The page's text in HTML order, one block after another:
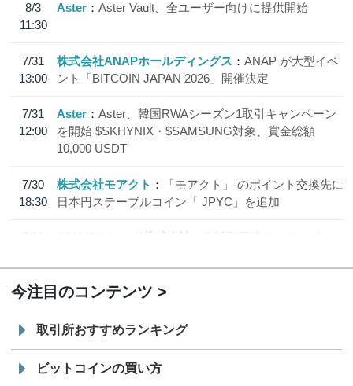
8/3
11:30
Aster Aster Vault、全ユーザー向けに提供開始
7/31
13:00
株式会社ANAPホールディングス
ANAP が大型イベ
ント「BITCOIN JAPAN 2026」開催決定
7/31
12:00
Aster
Aster、韓国RWAシーズン1取引キャンペーン
を開始 $SKHYNIX・$SAMSUNG対象、賞金総額
10,000 USDT
7/30
18:30
株式会社モアクト
「モアクト」 のポイント交換先に
日本円ステーブルコイン「 JPYC」を追加
7/29
SBI VCトレード株式会社
信託型円建てステーブル
今注目のコンテンツ
取引所おすすめランキング
ビットコインの買い方